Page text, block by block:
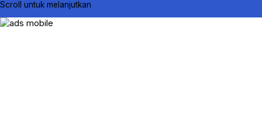
Scroll untuk melanjutkan